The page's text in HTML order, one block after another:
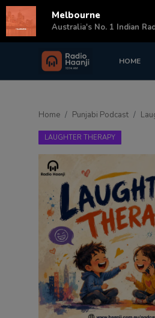
HOME
Login
Punjabi Podcast
Kitaab Kahani
Sponsors
Matrimonial
Contact
Home Punjabi Podcast
LAUGHTER THERAPY
Melbourne
Australia's No. 1 Indian